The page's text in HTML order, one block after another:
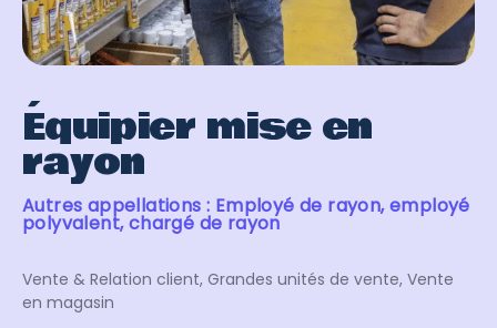
Équipier mise en
rayon
Autres appellations : Employé de rayon, employé
polyvalent, chargé de rayon
Vente & Relation client, Grandes unités de vente, Vente
en magasin